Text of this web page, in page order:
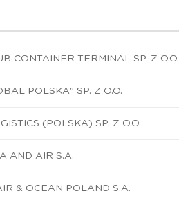
CONTAINER TERMINAL SP. Z O.O.
POLSKA" SP. Z O.O.
(POLSKA) SP. Z O.O.
AND AIR S.A.
& OCEAN POLAND S.A.